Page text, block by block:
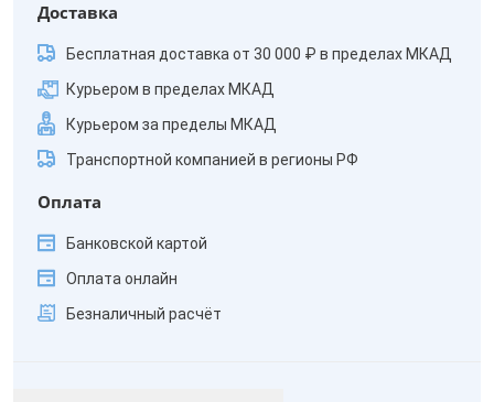
Доставка
Бесплатная доставка от 30 000 ₽ в пределах МКАД
Курьером в пределах МКАД
Курьером за пределы МКАД
Транспортной компанией в регионы РФ
Оплата
Банковской картой
Оплата онлайн
Безналичный расчёт